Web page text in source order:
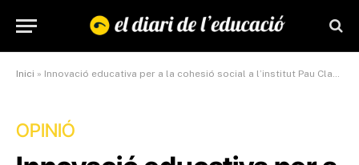
Inici » Innovació educativa per a la cohesió social a l’institut Pau Claris
OPINIÓ